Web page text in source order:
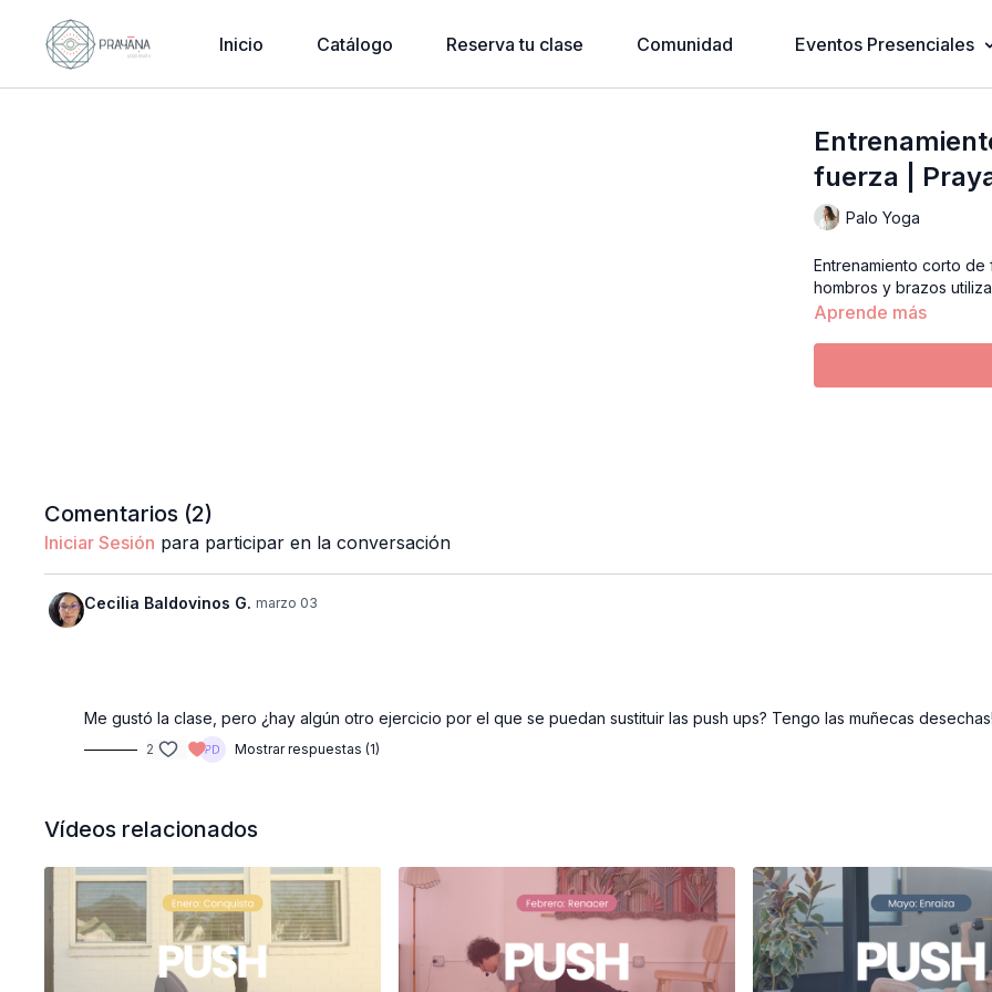
Inicio Catálogo Reserva tu clase Comunidad Eventos Presenciales
fuerza |
Palo Yoga
Entrenamiento corto
hombros y brazos
Aprende más
Comentarios (2)
Iniciar Sesión para participar en la conversación
Cecilia Baldovinos G. marzo 03
Me gustó la clase, pero ¿hay algún otro ejercicio por el que se puedan sustituir las push ups? Tengo las muñecas
2 Mostrar respuestas (1)
Vídeos relacionados